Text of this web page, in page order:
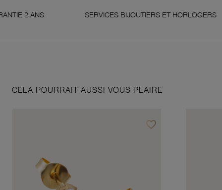
ANS SERVICES BIJOUTIERS ET HORLOGERS
CELA POURRAIT AUSSI VOUS PLAIRE
favorite_borderAjouter à vos favoris